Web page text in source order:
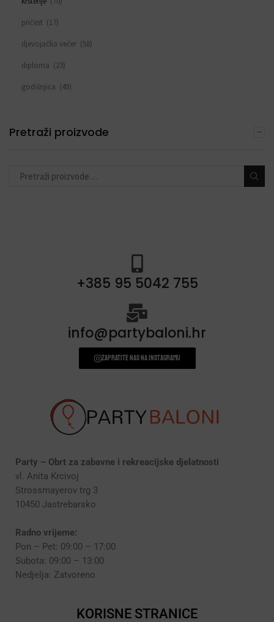
pričest (17)
djevojačka večer (58)
diploma (23)
godišnjica (49)
DEKORACIJE S BALONIMA
DODACI ZA PROSLAVE
Pretraži proizvode
+385 95 5042 755
info@partybaloni.hr
Zapratite nas na instagramu
Party – Obrt za zabavne i rekreacijske djelatnosti
vl. Anita Krcivoj
Strossmayerov trg 3
10450 Jastrebarsko
Radno vrijeme:
Pon – Pet: 09:00 – 17:00
Subota: 09:00 – 13:00
Nedjelja: Zatvoreno
KORISNE STRANICE